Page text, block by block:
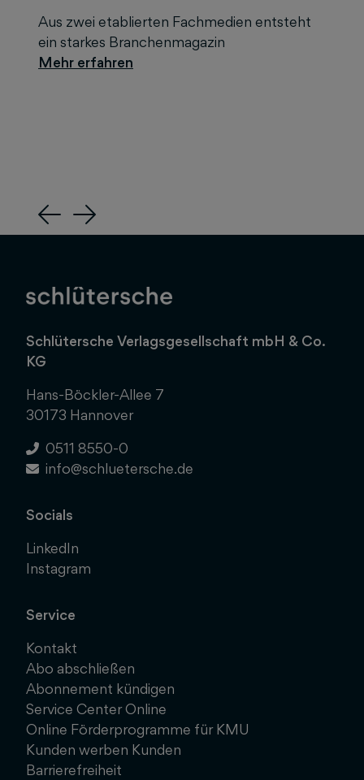
Aus zwei etablierten Fachmedien entsteht
ein starkes Branchenmagazin
Previous
Next
Schlütersche Verlagsgesellschaft mbH & Co.
KG
Hans-Böckler-Allee 7
30173 Hannover
0511 8550-0
info@schluetersche.de
Socials
LinkedIn
Instagram
Service
Kontakt
Abo abschließen
Abonnement kündigen
Service Center Online
Online Förderprogramme für KMU
Kunden werben Kunden
Barrierefreiheit